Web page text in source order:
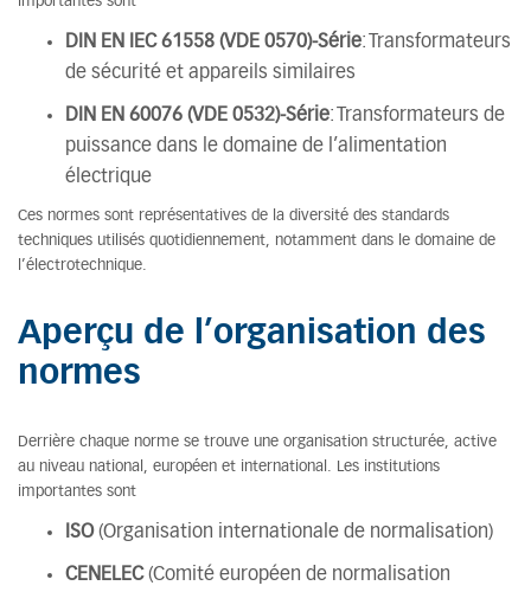
DIN EN IEC 61558 (VDE 0570)-Série: Transformateurs
de sécurité et appareils similaires
DIN EN 60076 (VDE 0532)-Série: Transformateurs de
puissance dans le domaine de l’alimentation
électrique
Ces normes sont représentatives de la diversité des standards
techniques utilisés quotidiennement, notamment dans le domaine de
l’électrotechnique.
Aperçu de l’organisation des
normes
Derrière chaque norme se trouve une organisation structurée, active
au niveau national, européen et international. Les institutions
importantes sont
ISO(Organisation internationale de normalisation)
CENELEC(Comité européen de normalisation